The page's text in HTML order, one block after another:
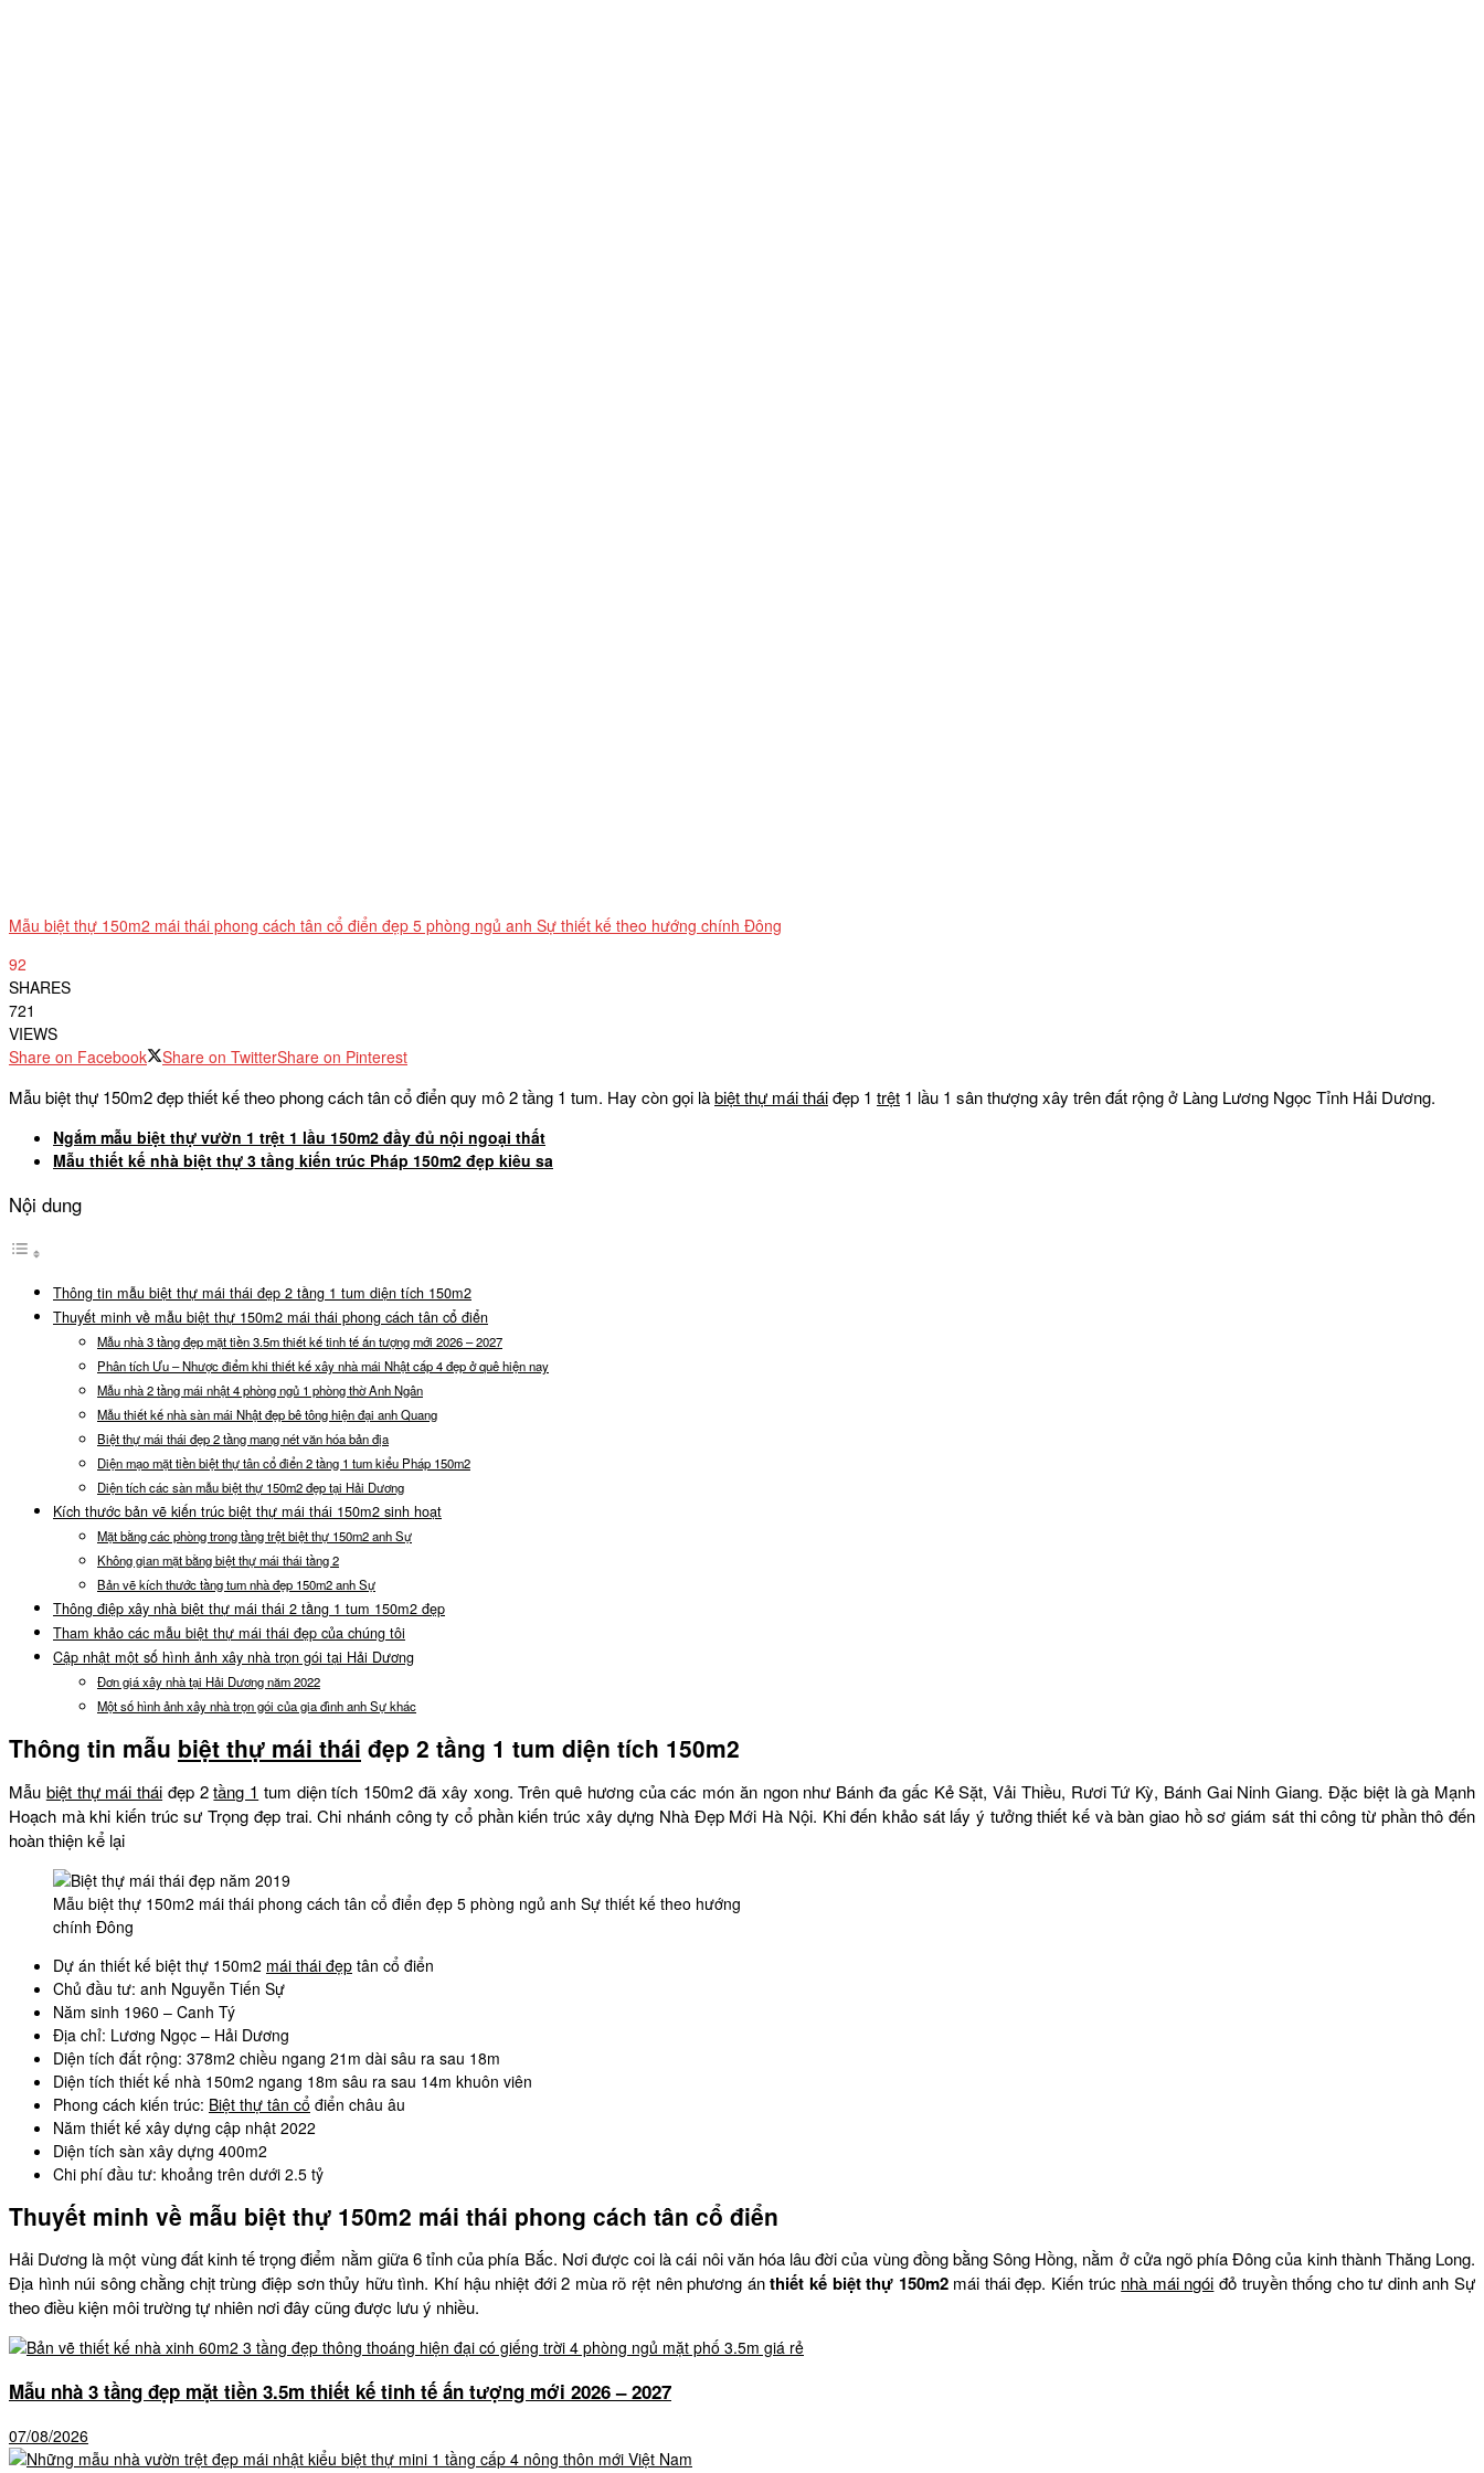
Mẫu biệt thự 150m2 mái thái phong cách tân cổ điển đẹp 5 phòng ngủ anh Sự thiết kế theo hướng chính Đông
92
SHARES
721
VIEWS
Share on Facebook
Share on TwitterShare on Pinterest
Mẫu biệt thự 150m2 đẹp thiết kế theo phong cách tân cổ điển quy mô 2 tầng 1 tum. Hay còn gọi làbiệt thự mái tháiđẹp 1 trệt 1 lầu 1 sân thượng xây trên đất rộng ở Làng Lương Ngọc Tỉnh Hải Dương.
Ngắm mẫu biệt thự vườn 1 trệt 1 lầu 150m2 đầy đủ nội ngoại thất
Mẫu thiết kế nhà biệt thự 3 tầng kiến trúc Pháp 150m2 đẹp kiêu sa
Nội dung
Thông tin mẫu biệt thự mái thái đẹp 2 tầng 1 tum diện tích 150m2
Thuyết minh về mẫu biệt thự 150m2 mái thái phong cách tân cổ điển
Mẫu nhà 3 tầng đẹp mặt tiền 3.5m thiết kế tinh tế ấn tượng mới 2026 – 2027
Phân tích Ưu – Nhược điểm khi thiết kế xây nhà mái Nhật cấp 4 đẹp ở quê hiện nay
Mẫu nhà 2 tầng mái nhật 4 phòng ngủ 1 phòng thờ Anh Ngân
Mẫu thiết kế nhà sàn mái Nhật đẹp bê tông hiện đại anh Quang
Biệt thự mái thái đẹp 2 tầng mang nét văn hóa bản địa
Diện mạo mặt tiền biệt thự tân cổ điển 2 tầng 1 tum kiểu Pháp 150m2
Diện tích các sàn mẫu biệt thự 150m2 đẹp tại Hải Dương
Kích thước bản vẽ kiến trúc biệt thự mái thái 150m2 sinh hoạt
Mặt bằng các phòng trong tầng trệt biệt thự 150m2 anh Sự
Không gian mặt bằng biệt thự mái thái tầng 2
Bản vẽ kích thước tầng tum nhà đẹp 150m2 anh Sự
Thông điệp xây nhà biệt thự mái thái 2 tầng 1 tum 150m2 đẹp
Tham khảo các mẫu biệt thự mái thái đẹp của chúng tôi
Cập nhật một số hình ảnh xây nhà trọn gói tại Hải Dương
Đơn giá xây nhà tại Hải Dương năm 2022
Một số hình ảnh xây nhà trọn gói của gia đình anh Sự khác
Thông tin mẫu biệt thự mái thái đẹp 2 tầng 1 tum diện tích 150m2
Mẫu biệt thự mái thái đẹp 2tầng 1 tum diện tích 150m2 đã xây xong. Trên quê hương của các món ăn ngon như Bánh đa gấc Kẻ Sặt, Vải Thiều, Rươi Tứ Kỳ, Bánh Gai Ninh Giang. Đặc biệt là gà Mạnh
Hoạch mà khi kiến trúc sư Trọng đẹp trai. Chi nhánh công ty cổ phần kiến trúc xây dựng Nhà Đẹp Mới Hà Nội. Khi đến khảo sát lấy ý tưởng thiết kế và bàn giao hồ sơ giám sát thi công từ phần thô đến
hoàn thiện kể lại
Mẫu biệt thự 150m2 mái thái phong cách tân cổ điển đẹp 5 phòng ngủ anh Sự thiết kế theo hướng
chính Đông
Dự án thiết kế biệt thự 150m2 mái thái đẹp tân cổ điển
Chủ đầu tư: anh Nguyễn Tiến Sự
Năm sinh 1960 – Canh Tý
Địa chỉ: Lương Ngọc – Hải Dương
Diện tích đất rộng: 378m2 chiều ngang 21m dài sâu ra sau 18m
Diện tích thiết kế nhà 150m2 ngang 18m sâu ra sau 14m khuôn viên
Phong cách kiến trúc: Biệt thự tân cổ điển châu âu
Năm thiết kế xây dựng cập nhật 2022
Diện tích sàn xây dựng 400m2
Chi phí đầu tư: khoảng trên dưới 2.5 tỷ
Thuyết minh về mẫu biệt thự 150m2 mái thái phong cách tân cổ điển
Hải Dương là một vùng đất kinh tế trọng điểm nằm giữa 6 tỉnh của phía Bắc. Nơi được coi là cái nôi văn hóa lâu đời của vùng đồng bằng Sông Hồng, nằm ở cửa ngõ phía Đông của kinh thành Thăng Long.
Địa hình núi sông chằng chịt trùng điệp sơn thủy hữu tình. Khí hậu nhiệt đới 2 mùa rõ rệt nên phương ánthiết kế biệt thự 150m2mái thái đẹp. Kiến trúc nhà mái ngói đỏ truyền thống cho tư dinh anh Sự
theo điều kiện môi trường tự nhiên nơi đây cũng được lưu ý nhiều.
Mẫu nhà 3 tầng đẹp mặt tiền 3.5m thiết kế tinh tế ấn tượng mới 2026 – 2027
07/08/2026